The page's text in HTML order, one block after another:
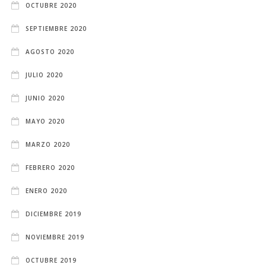
OCTUBRE 2020
SEPTIEMBRE 2020
AGOSTO 2020
JULIO 2020
JUNIO 2020
MAYO 2020
MARZO 2020
FEBRERO 2020
ENERO 2020
DICIEMBRE 2019
NOVIEMBRE 2019
OCTUBRE 2019